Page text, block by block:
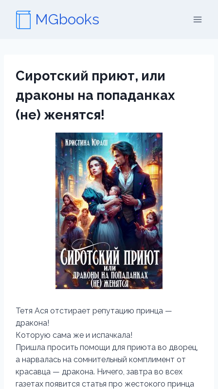
содержимому
MGbooks
Сиротский приют, или
драконы на попаданках
(не) женятся!
Тетя Ася отстирает репутацию принца —
дракона!
Которую сама же и испачкала!
Пришла просить помощи для приюта во дворец,
а нарвалась на сомнительный комплимент от
красавца — дракона. Ничего, завтра во всех
газетах появится статья про жестокого принца